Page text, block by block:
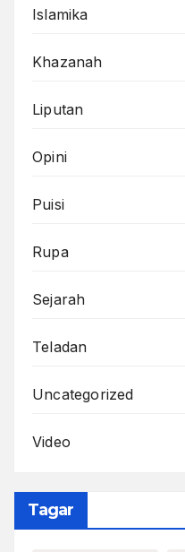
Islamika
Khazanah
Liputan
Opini
Puisi
Rupa
Sejarah
Teladan
Uncategorized
Video
Tagar